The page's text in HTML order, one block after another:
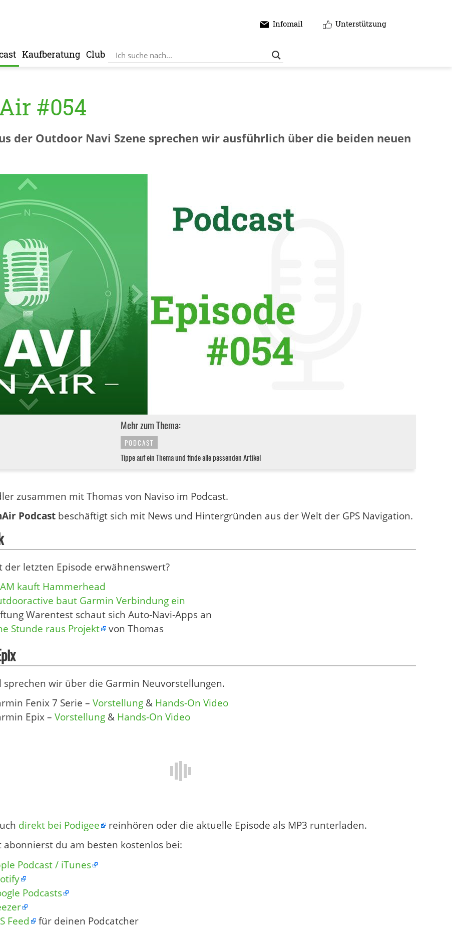
Infomail Unterstützung
Kaufberatung Club
#054
der Outdoor Navi Szene sprechen wir ausführlich über die beiden neuen
Mehr zum Thema:
PODCAST
Tippe auf ein Thema und finde alle passenden Artikel
zusammen mit Thomas von Naviso im Podcast.
Podcast beschäftigt sich mit News und Hintergründen aus der Welt der GPS Navigation.
der letzten Episode erwähnenswert?
kauft Hammerhead
baut Garmin Verbindung ein
Warentest schaut sich Auto-Navi-Apps an
Stunde raus Projekt
von Thomas
sprechen wir über die Garmin Neuvorstellungen.
Fenix 7 Serie –Vorstellung & Hands-On Video
Epix –Vorstellung & Hands-On Video
direkt bei Podigee
reinhören oder die aktuelle Episode als MP3 runterladen.
abonnierst du am besten kostenlos bei:
Podcast / iTunes
Podcasts
Feed
für deinen Podcatcher